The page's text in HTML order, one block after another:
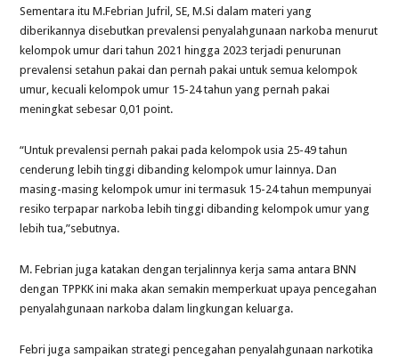
Sementara itu M.Febrian Jufril, SE, M.Si dalam materi yang
diberikannya disebutkan prevalensi penyalahgunaan narkoba menurut
kelompok umur dari tahun 2021 hingga 2023 terjadi penurunan
prevalensi setahun pakai dan pernah pakai untuk semua kelompok
umur, kecuali kelompok umur 15-24 tahun yang pernah pakai
meningkat sebesar 0,01 point.
“Untuk prevalensi pernah pakai pada kelompok usia 25-49 tahun
cenderung lebih tinggi dibanding kelompok umur lainnya. Dan
masing-masing kelompok umur ini termasuk 15-24 tahun mempunyai
resiko terpapar narkoba lebih tinggi dibanding kelompok umur yang
lebih tua,”sebutnya.
M. Febrian juga katakan dengan terjalinnya kerja sama antara BNN
dengan TPPKK ini maka akan semakin memperkuat upaya pencegahan
penyalahgunaan narkoba dalam lingkungan keluarga.
Febri juga sampaikan strategi pencegahan penyalahgunaan narkotika